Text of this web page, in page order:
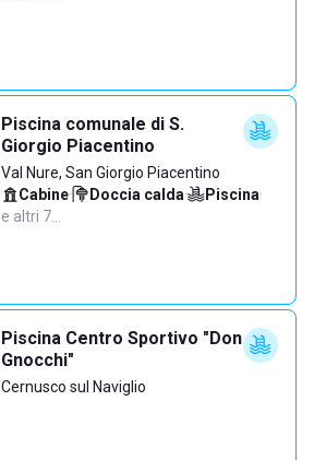
Piscina comunale di S.
Giorgio Piacentino
Val Nure, San Giorgio Piacentino
Cabine· Doccia calda· Piscina·
e altri 7…
Piscina Centro Sportivo "Don
Gnocchi"
Cernusco sul Naviglio